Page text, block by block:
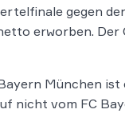
gegen
erworben.
München ist
nicht vom FC